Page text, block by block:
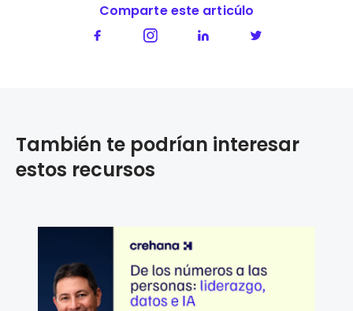
Comparte este articúlo
También te podrían interesar
estos recursos